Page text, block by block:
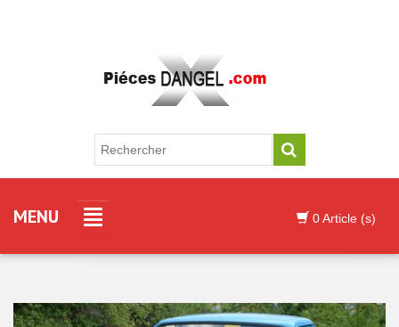
MENU 0 Article (s)